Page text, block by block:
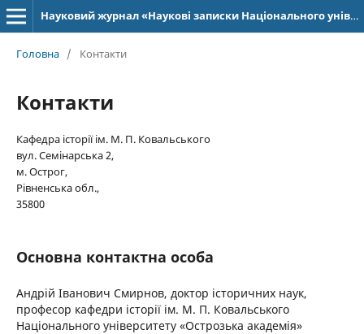
Науковий журнал «Наукові записки Національного університету «Острозька академія»: серія «Історичні науки»
Головна / Контакти
Контакти
Кафедра історії ім. М. П. Ковальського
вул. Семінарська 2,
м. Острог,
Рівненська обл.,
35800
Основна контактна особа
Андрій Іванович Смирнов, доктор історичних наук,
професор кафедри історії ім. М. П. Ковальського
Національного університету «Острозька академія»